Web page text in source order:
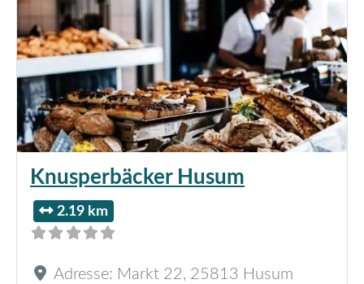
Knusperbäcker Husum
2.19 km
Adresse: Markt 22, 25813 Husum